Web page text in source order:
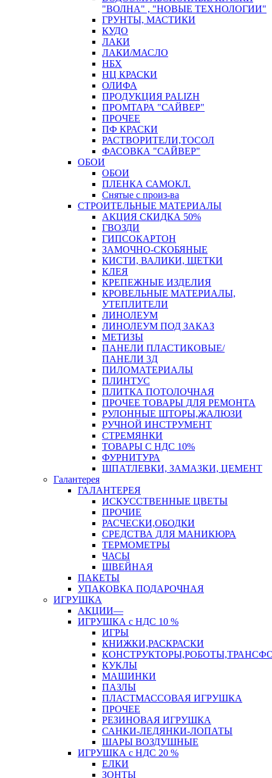
"ВОЛНА" , "НОВЫЕ ТЕХНОЛОГИИ"
ГРУНТЫ, МАСТИКИ
КУДО
ЛАКИ
ЛАКИ/МАСЛО
НБХ
НЦ КРАСКИ
ОЛИФА
ПРОДУКЦИЯ PALIZH
ПРОМТАРА "САЙВЕР"
ПРОЧЕЕ
ПФ КРАСКИ
РАСТВОРИТЕЛИ,ТОСОЛ
ФАСОВКА "САЙВЕР"
ОБОИ
ОБОИ
ПЛЕНКА САМОКЛ.
Снятые с произ-ва
СТРОИТЕЛЬНЫЕ МАТЕРИАЛЫ
АКЦИЯ СКИДКА 50%
ГВОЗДИ
ГИПСОКАРТОН
ЗАМОЧНО-СКОБЯНЫЕ
КИСТИ, ВАЛИКИ, ЩЕТКИ
КЛЕЯ
КРЕПЕЖНЫЕ ИЗДЕЛИЯ
КРОВЕЛЬНЫЕ МАТЕРИАЛЫ,
УТЕПЛИТЕЛИ
ЛИНОЛЕУМ
ЛИНОЛЕУМ ПОД ЗАКАЗ
МЕТИЗЫ
ПАНЕЛИ ПЛАСТИКОВЫЕ/
ПАНЕЛИ 3Д
ПИЛОМАТЕРИАЛЫ
ПЛИНТУС
ПЛИТКА ПОТОЛОЧНАЯ
ПРОЧЕЕ ТОВАРЫ ДЛЯ РЕМОНТА
РУЛОННЫЕ ШТОРЫ,ЖАЛЮЗИ
РУЧНОЙ ИНСТРУМЕНТ
СТРЕМЯНКИ
ТОВАРЫ С НДС 10%
ФУРНИТУРА
ШПАТЛЕВКИ, ЗАМАЗКИ, ЦЕМЕНТ
Галантерея
ГАЛАНТЕРЕЯ
ИСКУССТВЕННЫЕ ЦВЕТЫ
ПРОЧИЕ
РАСЧЕСКИ,ОБОДКИ
СРЕДСТВА ДЛЯ МАНИКЮРА
ТЕРМОМЕТРЫ
ЧАСЫ
ШВЕЙНАЯ
ПАКЕТЫ
УПАКОВКА ПОДАРОЧНАЯ
ИГРУШКА
АКЦИИ—
ИГРУШКА с НДС 10 %
ИГРЫ
КНИЖКИ,РАСКРАСКИ
КУКЛЫ
МАШИНКИ
ПАЗЛЫ
ПЛАСТМАССОВАЯ ИГРУШКА
ПРОЧЕЕ
РЕЗИНОВАЯ ИГРУШКА
САНКИ-ЛЕДЯНКИ-ЛОПАТЫ
ШАРЫ ВОЗДУШНЫЕ
ИГРУШКА с НДС 20 %
ЕЛКИ
ЗОНТЫ